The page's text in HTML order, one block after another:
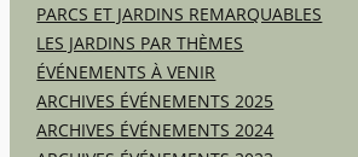
PARCS ET JARDINS REMARQUABLES
LES JARDINS PAR THÈMES
ÉVÉNEMENTS À VENIR
ARCHIVES ÉVÉNEMENTS 2025
ARCHIVES ÉVÉNEMENTS 2024